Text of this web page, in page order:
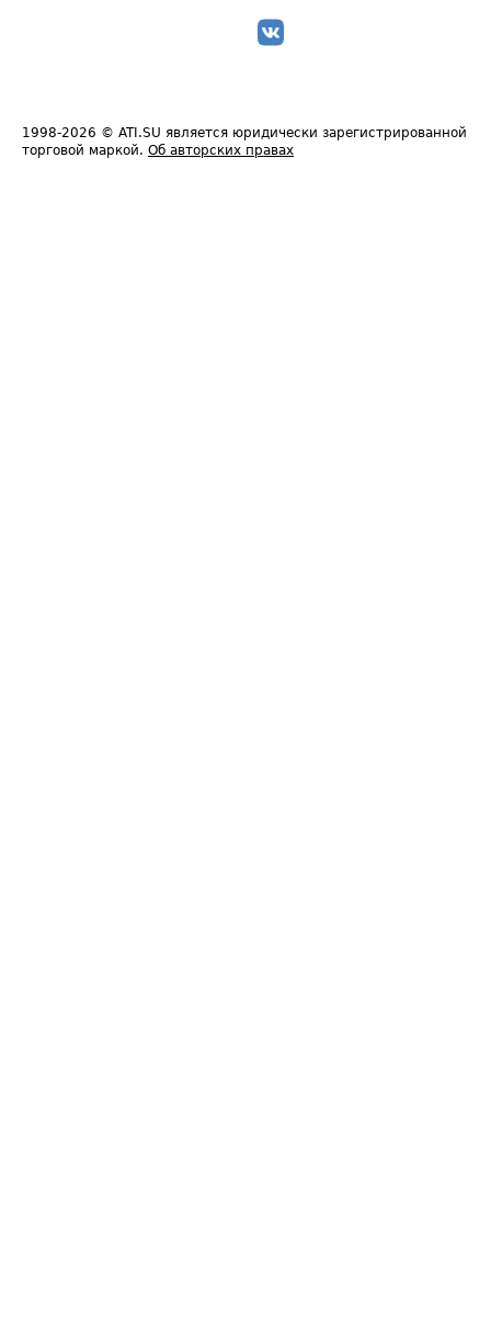
1998-2026 © ATI.SU является юридически зарегистрированной
торговой маркой. Об авторских правах